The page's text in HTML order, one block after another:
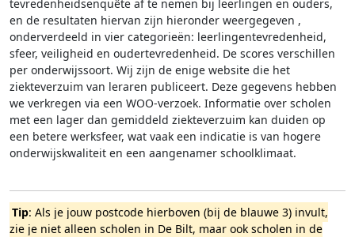
tevredenheidsenquête af te nemen bij leerlingen en ouders,
en de resultaten hiervan zijn hieronder weergegeven ,
onderverdeeld in vier categorieën: leerlingentevredenheid,
sfeer, veiligheid en oudertevredenheid. De scores verschillen
per onderwijssoort. Wij zijn de enige website die het
ziekteverzuim van leraren publiceert. Deze gegevens hebben
we verkregen via een WOO-verzoek. Informatie over scholen
met een lager dan gemiddeld ziekteverzuim kan duiden op
een betere werksfeer, wat vaak een indicatie is van hogere
onderwijskwaliteit en een aangenamer schoolklimaat.
Tip: Als je jouw postcode hierboven (bij de blauwe 3) invult,
zie je niet alleen scholen in De Bilt, maar ook scholen in de